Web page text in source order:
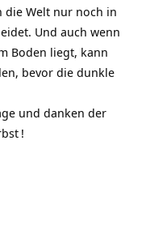
die Welt nur noch in
Und auch wenn
Boden liegt, kann
bevor die dunkle
und danken der
!